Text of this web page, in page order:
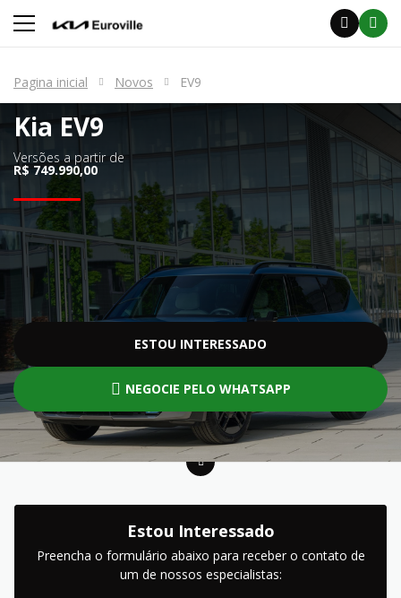
Pagina inicial Novos EV9
Kia EV9
Versões a partir de
R$ 749.990,00
ESTOU INTERESSADO
NEGOCIE PELO WHATSAPP
Estou Interessado
Preencha o formulário abaixo para receber o contato de
um de nossos especialistas: